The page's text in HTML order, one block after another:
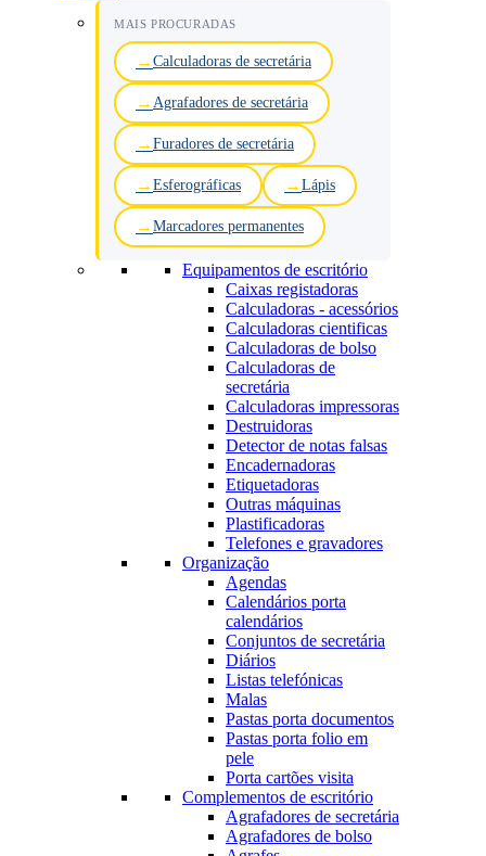
MAIS PROCURADAS
Calculadoras de secretária
Agrafadores de secretária
Furadores de secretária
Esferográficas Lápis
Marcadores permanentes
Equipamentos de escritório
Caixas registadoras
Calculadoras - acessórios
Calculadoras cientificas
Calculadoras de bolso
Calculadoras de
secretária
Calculadoras impressoras
Destruidoras
Detector de notas falsas
Encadernadoras
Etiquetadoras
Outras máquinas
Plastificadoras
Telefones e gravadores
Organização
Agendas
Calendários porta
calendários
Conjuntos de secretária
Diários
Listas telefónicas
Malas
Pastas porta documentos
Pastas porta folio em
pele
Porta cartões visita
Complementos de escritório
Agrafadores de secretária
Agrafadores de bolso